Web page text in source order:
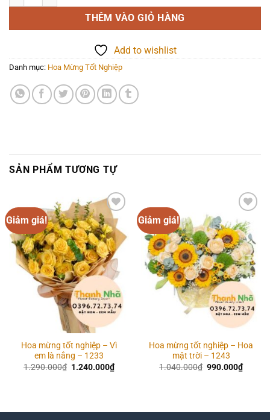
THÊM VÀO GIỎ HÀNG
Add to wishlist
Danh mục: Hoa Mừng Tốt Nghiệp
SẢN PHẨM TƯƠNG TỰ
Giảm giá!
Add to
wishlist
Hoa mừng tốt nghiệp – Vì
em là nắng – 1233
1.290.000₫ Giá
1.240.000₫Giá
hiện
Giảm giá!
Add to
wishlist
Hoa mừng tốt nghiệp – Hoa
mặt trời – 1243
1.040.000₫ Giá
990.000₫Giá
hiện